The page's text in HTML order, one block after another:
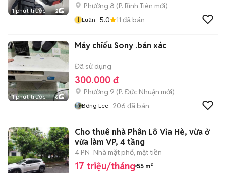
1 phút trước 2
Phường 8 (P. Bình Tiên mới)
l Luân 5.0 11 đã bán
1 phút trước 6
Máy chiếu Sony .bán xác
Đã sử dụng
300.000 đ
Phường 9 (P. Đức Nhuận mới)
Bông Lee 206 đã bán
Cho thuê nhà Phân Lô Vỉa Hè, vừa ở
vừa làm VP, 4 tầng
4 PN Nhà mặt phố, mặt tiền
17 triệu/tháng 55 m²